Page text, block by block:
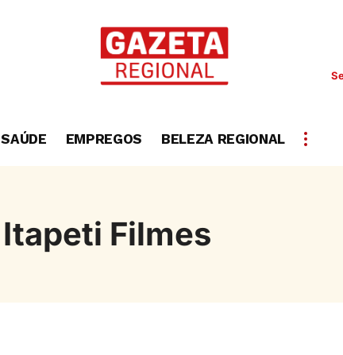
SAÚDE EMPREGOS BELEZA REGIONAL
Itapeti Filmes